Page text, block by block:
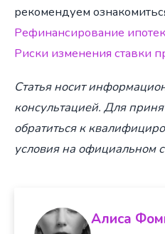
рекомендуем
Рефинансирование
Риски изменения ставки
Статья носит
консультацией. Для
обратиться к
условия на официальном
Алиса